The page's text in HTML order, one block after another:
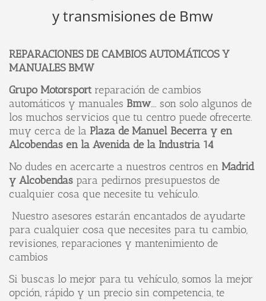
y transmisiones de Bmw
REPARACIONES DE CAMBIOS AUTOMÁTICOS Y
MANUALES BMW
Grupo Motorsportreparación de cambios
automáticos y manuales Bmw…. son solo algunos de
los muchos servicios que tu centro puede ofrecerte.
muy cerca de la Plaza de Manuel Becerra y en
Alcobendas en la Avenida de la Industria 14
No dudes en acercarte a nuestros centros en Madrid
y Alcobendas para pedirnos presupuestos de
cualquier cosa que necesite tu vehículo.
Nuestro asesores estarán encantados de ayudarte
para cualquier cosa que necesites para tu cambio,
revisiones, reparaciones y mantenimiento de
cambios
Si buscas lo mejor para tu vehículo, somos la mejor
opción, rápido y un precio sin competencia, te